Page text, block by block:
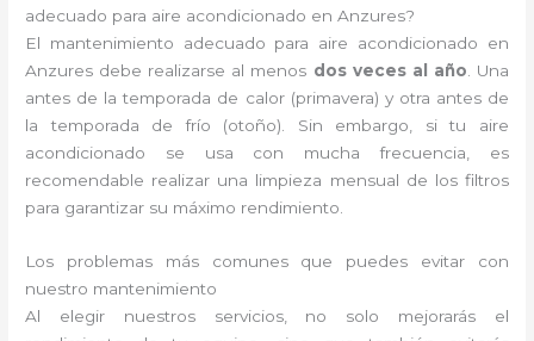
adecuado para aire acondicionado en Anzures?
El mantenimiento adecuado para aire acondicionado en
Anzures debe realizarse al menos dos veces al año. Una
antes de la temporada de calor (primavera) y otra antes de
la temporada de frío (otoño). Sin embargo, si tu aire
acondicionado se usa con mucha frecuencia, es
recomendable realizar una limpieza mensual de los filtros
para garantizar su máximo rendimiento.
Los problemas más comunes que puedes evitar con
nuestro mantenimiento
Al elegir nuestros servicios, no solo mejorarás el